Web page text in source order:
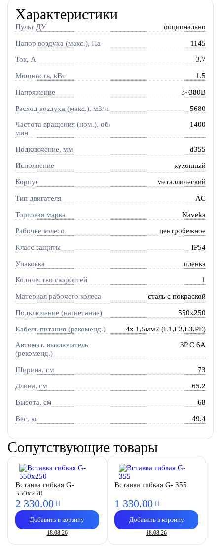
Характеристики
Пульт ДУ опционально
Напор воздуха (макс.), Па 1145
Ток, A 3.7
Мощность, кВт 1.5
Напряжение 3~380В
Расход воздуха (макс.), м3/ч 5680
Частота вращения (ном.), об/
мин
1400
Подключение, мм d355
Исполнение кухонный
Корпус металлический
Тип двигателя AC
Торговая марка Naveka
Рабочее колесо центробежное
Класс защиты IP54
Упаковка пленка
Количество скоростей 1
Материал рабочего колеса сталь с покраской
Подключение (нагнетание) 550x250
Кабель питания (рекоменд.) 4х 1,5мм2 (L1,L2,L3,PE)
Автомат. выключатель
(рекоменд.)
3P C 6A
Ширина, см 73
Длина, см 65.2
Высота, см 68
Вес, кг 49.4
Сопутствующие товары
Вставка гибкая G-
550x250
2 330.00
Добавить в корзину
18.08.26
Вставка гибкая G- 355
1 330.00
Добавить в корзину
18.08.26